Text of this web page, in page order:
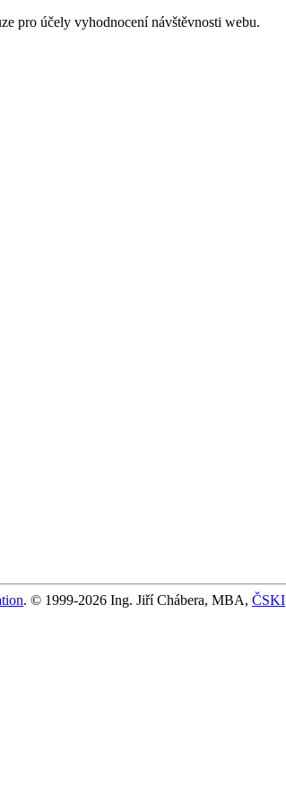
pro účely vyhodnocení návštěvnosti webu.
. © 1999-2026 Ing. Jiří Chábera, MBA, ČSKI